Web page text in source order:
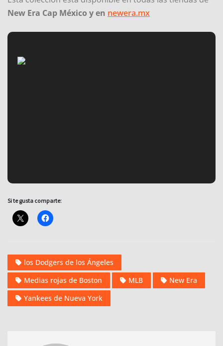
New Era Cap México y en newera.mx
Si te gusta comparte:
los Dodgers de los Ángeles
Medias rojas de Boston
MLB
New Era
Yankees de Nueva York